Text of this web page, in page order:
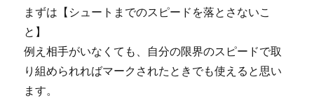
まずは【シュートまでのスピードを落とさないこ
と】
例え相手がいなくても、自分の限界のスピードで取
り組められればマークされたときでも使えると思い
ます。